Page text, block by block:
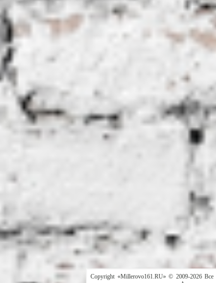
Copyright «Millerovo161.RU» © 2009-2026 Все